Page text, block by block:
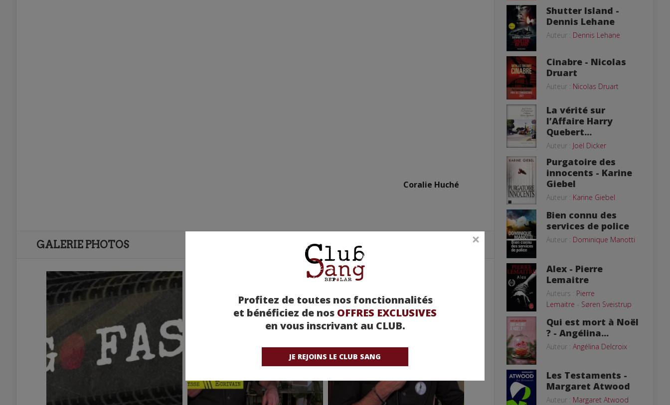
Profitez de toutes nos fonctionnalités
et bénéficiez de nos OFFRES EXCLUSIVES
en vous inscrivant au CLUB.
JE REJOINS LE CLUB SANG
Coralie Huché
GALERIE PHOTOS
Shutter Island -
Dennis Lehane
Auteur : Dennis Lehane
Cinabre - Nicolas
Druart
Auteur : Nicolas Druart
La vérité sur
l’Affaire Harry
Quebert...
Auteur : Joël Dicker
Purgatoire des
innocents - Karine
Giebel
Auteur : Karine Giebel
Bien connu des
services de police
Auteur : Dominique Manotti
Alex - Pierre
Lemaitre
Auteurs : Pierre
Lemaitre - Søren Sveistrup
Qui est mort à Noël
? - Angélina...
Auteur : Angélina Delcroix
Les Testaments -
Margaret Atwood
Auteur : Margaret Atwood